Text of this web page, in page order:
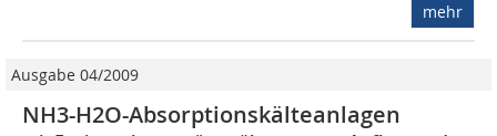
mehr
Ausgabe 04/2009
NH3-H2O-Absorptionskälteanlagen